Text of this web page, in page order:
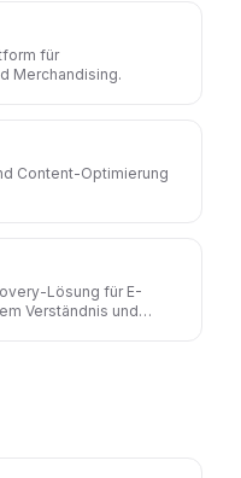
für
Merchandising.
Content-Optimierung
Lösung für E-
Verständnis und